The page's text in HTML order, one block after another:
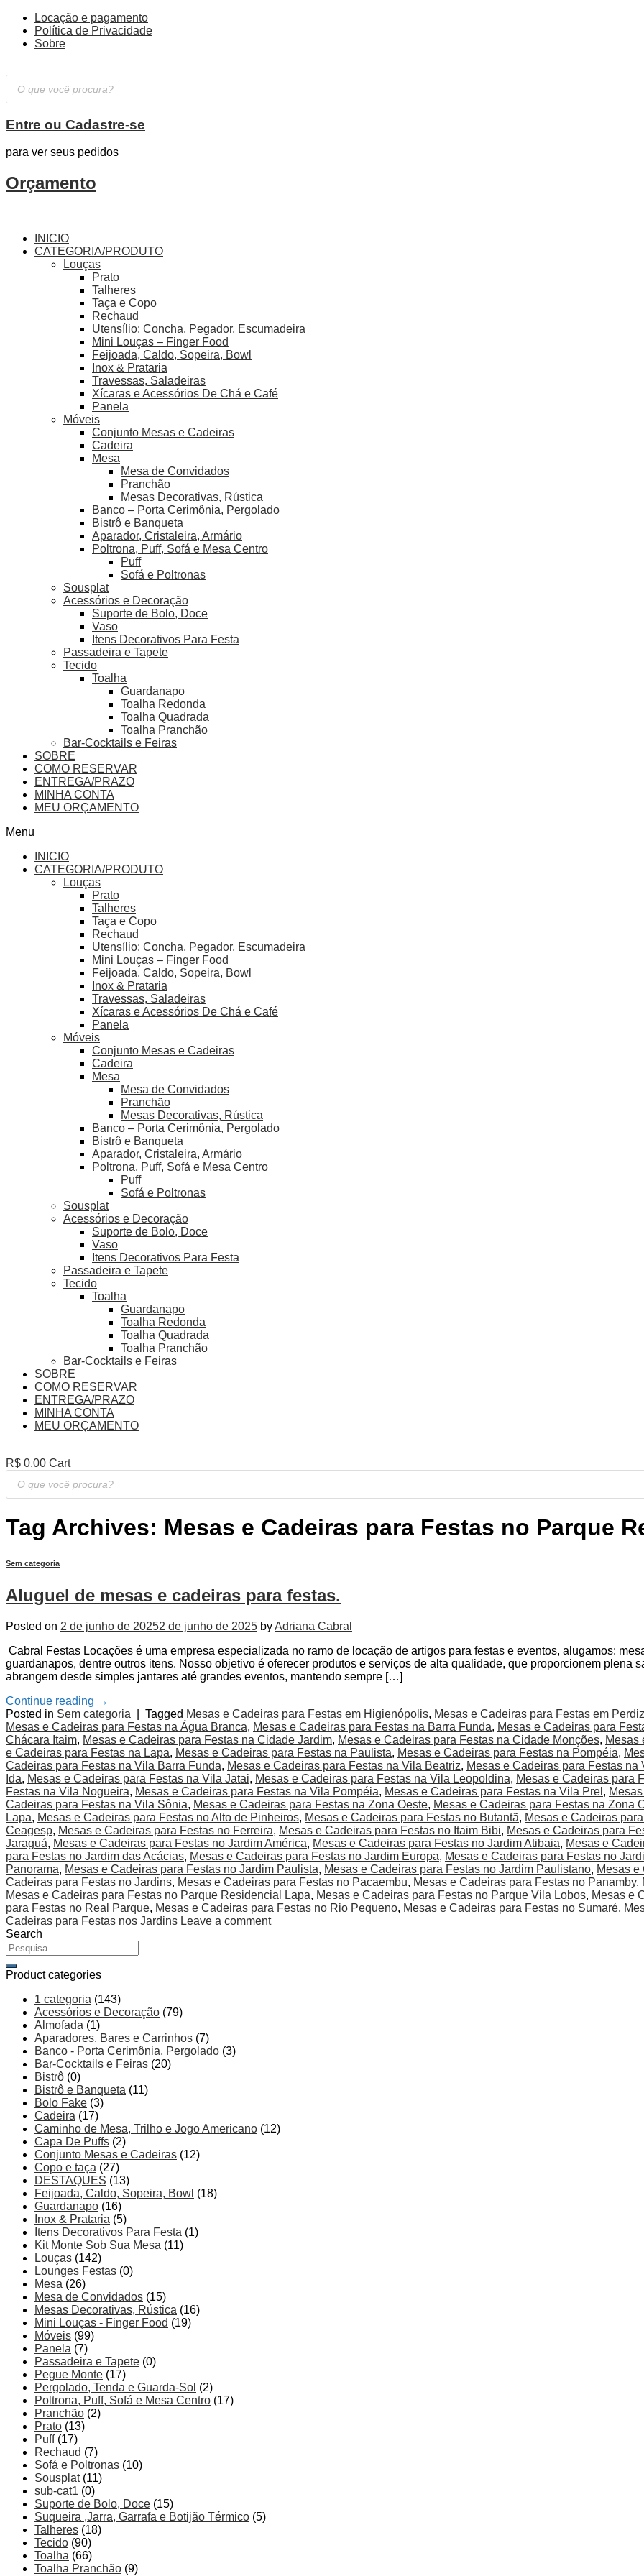
Locação e pagamento
Política de Privacidade
Sobre
Pesquisar
produtos
Entre ou Cadastre-se
para ver seus pedidos
Orçamento
INICIO
CATEGORIA/PRODUTO
Louças
Prato
Talheres
Taça e Copo
Rechaud
Utensílio: Concha, Pegador, Escumadeira
Mini Louças – Finger Food
Feijoada, Caldo, Sopeira, Bowl
Inox & Prataria
Travessas, Saladeiras
Xícaras e Acessórios De Chá e Café
Panela
Móveis
Conjunto Mesas e Cadeiras
Cadeira
Mesa
Mesa de Convidados
Pranchão
Mesas Decorativas, Rústica
Banco – Porta Cerimônia, Pergolado
Bistrô e Banqueta
Aparador, Cristaleira, Armário
Poltrona, Puff, Sofá e Mesa Centro
Puff
Sofá e Poltronas
Sousplat
Acessórios e Decoração
Suporte de Bolo, Doce
Vaso
Itens Decorativos Para Festa
Passadeira e Tapete
Tecido
Toalha
Guardanapo
Toalha Redonda
Toalha Quadrada
Toalha Pranchão
Bar-Cocktails e Feiras
SOBRE
COMO RESERVAR
ENTREGA/PRAZO
MINHA CONTA
MEU ORÇAMENTO
Menu
INICIO
CATEGORIA/PRODUTO
Louças
Prato
Talheres
Taça e Copo
Rechaud
Utensílio: Concha, Pegador, Escumadeira
Mini Louças – Finger Food
Feijoada, Caldo, Sopeira, Bowl
Inox & Prataria
Travessas, Saladeiras
Xícaras e Acessórios De Chá e Café
Panela
Móveis
Conjunto Mesas e Cadeiras
Cadeira
Mesa
Mesa de Convidados
Pranchão
Mesas Decorativas, Rústica
Banco – Porta Cerimônia, Pergolado
Bistrô e Banqueta
Aparador, Cristaleira, Armário
Poltrona, Puff, Sofá e Mesa Centro
Puff
Sofá e Poltronas
Sousplat
Acessórios e Decoração
Suporte de Bolo, Doce
Vaso
Itens Decorativos Para Festa
Passadeira e Tapete
Tecido
Toalha
Guardanapo
Toalha Redonda
Toalha Quadrada
Toalha Pranchão
Bar-Cocktails e Feiras
SOBRE
COMO RESERVAR
ENTREGA/PRAZO
MINHA CONTA
MEU ORÇAMENTO
R$ 0,00 Cart
Pesquisar
produtos
Tag Archives: Mesas e Cadeiras para Festas no Parque
Sem categoria
Aluguel de mesas e cadeiras para festas.
Posted on 2 de junho de 20252 de junho de 2025 byAdriana Cabral
Cabral Festas Locações é uma empresa especializada no ramo de locação de artigos para festas e eventos, alugamos:
guardanapos, dentre outros itens. Nosso objetivo é oferecer produtos e serviços de alta qualidade, que proporcionem plena
abrangem desde simples jantares até grandes eventos, mantendo sempre […]
Continue reading →
Posted in Sem categoria Tagged Mesas e Cadeiras para Festas em Higienópolis, Mesas e Cadeiras para Festas em
Mesas e Cadeiras para Festas na Água Branca, Mesas e Cadeiras para Festas na Barra Funda, Mesas e Cadeiras para
Chácara Itaim, Mesas e Cadeiras para Festas na Cidade Jardim, Mesas e Cadeiras para Festas na Cidade Monções, Mesas
e Cadeiras para Festas na Lapa, Mesas e Cadeiras para Festas na Paulista, Mesas e Cadeiras para Festas na Pompéia,
Cadeiras para Festas na Vila Barra Funda, Mesas e Cadeiras para Festas na Vila Beatriz, Mesas e Cadeiras para Festas na
Ida, Mesas e Cadeiras para Festas na Vila Jatai, Mesas e Cadeiras para Festas na Vila Leopoldina, Mesas e Cadeiras para
Festas na Vila Nogueira, Mesas e Cadeiras para Festas na Vila Pompéia, Mesas e Cadeiras para Festas na Vila Prel ,
Cadeiras para Festas na Vila Sônia, Mesas e Cadeiras para Festas na Zona Oeste, Mesas e Cadeiras para Festas na Zona
Lapa, Mesas e Cadeiras para Festas no Alto de Pinheiros, Mesas e Cadeiras para Festas no Butantã, Mesas e Cadeiras
Ceagesp, Mesas e Cadeiras para Festas no Ferreira, Mesas e Cadeiras para Festas no Itaim Bibi, Mesas e Cadeiras para
Jaraguá, Mesas e Cadeiras para Festas no Jardim América, Mesas e Cadeiras para Festas no Jardim Atibaia, Mesas e
para Festas no Jardim das Acácias, Mesas e Cadeiras para Festas no Jardim Europa, Mesas e Cadeiras para Festas no
Panorama, Mesas e Cadeiras para Festas no Jardim Paulista, Mesas e Cadeiras para Festas no Jardim Paulistano, Mesas e
Cadeiras para Festas no Jardins, Mesas e Cadeiras para Festas no Pacaembu, Mesas e Cadeiras para Festas no Panamby,
Mesas e Cadeiras para Festas no Parque Residencial Lapa, Mesas e Cadeiras para Festas no Parque Vila Lobos, Mesas e
para Festas no Real Parque, Mesas e Cadeiras para Festas no Rio Pequeno, Mesas e Cadeiras para Festas no Sumaré,
Cadeiras para Festas nos Jardins Leave a comment
Search
Pesquisar
por:
Product categories
1 categoria (143)
Acessórios e Decoração (79)
Almofada (1)
Aparadores, Bares e Carrinhos (7)
Banco - Porta Cerimônia, Pergolado (3)
Bar-Cocktails e Feiras (20)
Bistrô (0)
Bistrô e Banqueta (11)
Bolo Fake (3)
Cadeira (17)
Caminho de Mesa, Trilho e Jogo Americano (12)
Capa De Puffs (2)
Conjunto Mesas e Cadeiras (12)
Copo e taça (27)
DESTAQUES (13)
Feijoada, Caldo, Sopeira, Bowl (18)
Guardanapo (16)
Inox & Prataria (5)
Itens Decorativos Para Festa (1)
Kit Monte Sob Sua Mesa (11)
Louças (142)
Lounges Festas (0)
Mesa (26)
Mesa de Convidados (15)
Mesas Decorativas, Rústica (16)
Mini Louças - Finger Food (19)
Móveis (99)
Panela (7)
Passadeira e Tapete (0)
Pegue Monte (17)
Pergolado, Tenda e Guarda-Sol (2)
Poltrona, Puff, Sofá e Mesa Centro (17)
Pranchão (2)
Prato (13)
Puff (17)
Rechaud (7)
Sofá e Poltronas (10)
Sousplat (11)
sub-cat1 (0)
Suporte de Bolo, Doce (15)
Suqueira ,Jarra, Garrafa e Botijão Térmico (5)
Talheres (18)
Tecido (90)
Toalha (66)
Toalha Pranchão (9)